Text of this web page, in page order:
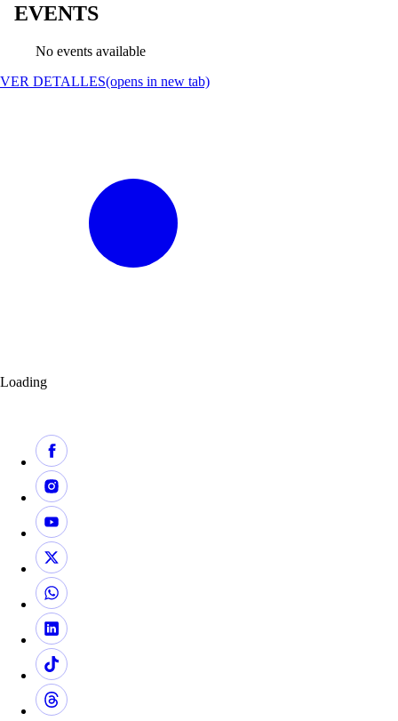
EVENTS
No events available
VER DETALLES(opens in new tab)
Loading